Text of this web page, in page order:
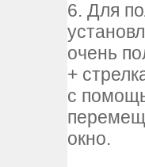
6. Для
очень
+
с
окно.